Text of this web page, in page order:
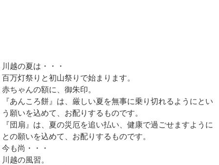
川越の夏は・・・
百万灯祭りと初山祭りで始まります。
赤ちゃんの額に、御朱印。
『あんころ餅』は、厳しい夏を無事に乗り切れるようにとい
う願いを込めて、お配りするものです。
『団扇』は、夏の災厄を追い払い、健康で過ごせますように
との願いを込めて、お配りするものです。
今も尚・・・
川越の風習。